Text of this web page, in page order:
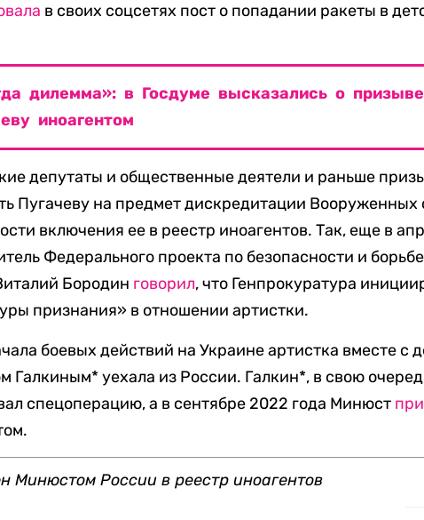
в своих соцсетях пост о попадании ракеты в
дилемма»: в Госдуме высказались о
иноагентом
депутаты и общественные деятели и раньше
Пугачеву на предмет дискредитации Вооруженных
включения ее в реестр иноагентов. Так, еще в
Федерального проекта по безопасности и
Бородин говорил, что Генпрокуратура
признания» в отношении артистки.
боевых действий на Украине артистка вместе с
Галкиным* уехала из России. Галкин*, в свою
спецоперацию, а в сентябре 2022 года Минюст
Минюстом России в реестр иноагентов